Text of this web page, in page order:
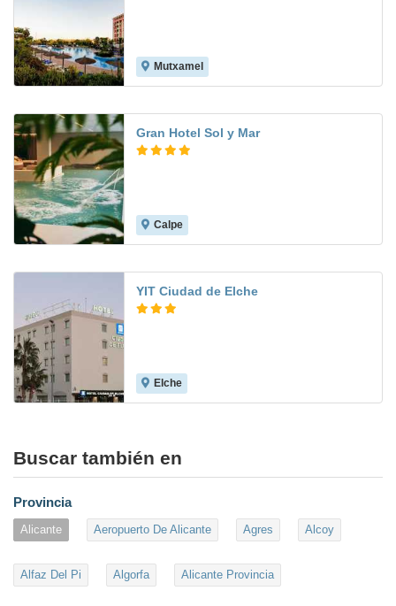
Mutxamel
Gran Hotel Sol y Mar
Calpe
YIT Ciudad de Elche
Elche
Buscar también en
Provincia
Alicante Aeropuerto De Alicante Agres Alcoy
Alfaz Del Pi Algorfa Alicante Provincia